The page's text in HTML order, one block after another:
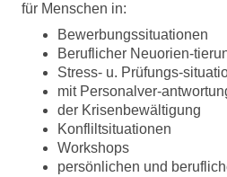
für Menschen in:
Bewerbungssituationen
Beruflicher Neuorien-
Stress- u. Prüfungs-
mit Personalver-
der Krisenbewältigung
Konfliltsituationen
Workshops
persönlichen und